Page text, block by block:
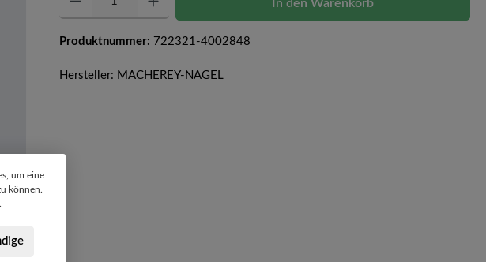
In den Warenkorb
Produktnummer: 722321-4002848
Hersteller: MACHEREY-NAGEL
um eine
können.